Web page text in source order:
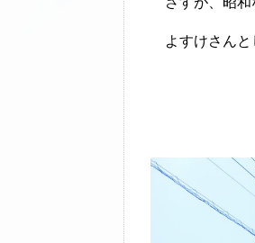
よすけさんと